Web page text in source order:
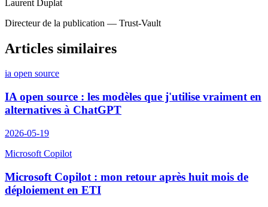
Laurent Duplat
Directeur de la publication — Trust-Vault
Articles similaires
ia open source
IA open source : les modèles que j'utilise vraiment en
alternatives à ChatGPT
2026-05-19
Microsoft Copilot
Microsoft Copilot : mon retour après huit mois de
déploiement en ETI